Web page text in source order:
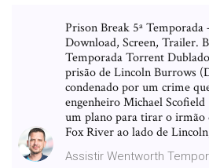
Prison Break 5ª Temporada
Download, Screen, Trailer.
Temporada Torrent
prisão de Lincoln Burrows
condenado por um crime
engenheiro Michael
um plano para tirar o irmão
Fox River ao lado de
Assistir Wentworth